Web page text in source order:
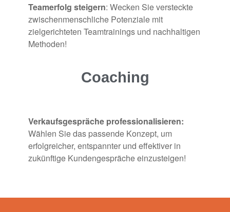
Teamerfolg steigern: Wecken Sie versteckte
zwischenmenschliche Potenziale mit
zielgerichteten Teamtrainings und nachhaltigen
Methoden!
Coaching
Verkaufsgespräche professionalisieren:
Wählen Sie das passende Konzept, um
erfolgreicher, entspannter und effektiver in
zukünftige Kundengespräche einzusteigen!